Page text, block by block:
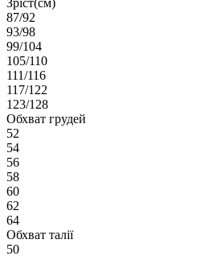
87/92
93/98
99/104
105/110
111/116
117/122
123/128
Обхват грудей
52
54
56
58
60
62
64
Обхват талії
50